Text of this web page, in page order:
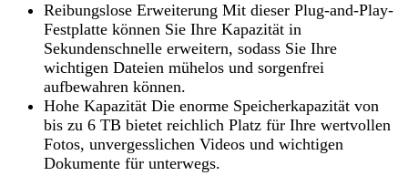
Reibungslose Erweiterung Mit dieser Plug-and-Play-
Festplatte können Sie Ihre Kapazität in
Sekundenschnelle erweitern, sodass Sie Ihre
wichtigen Dateien mühelos und sorgenfrei
aufbewahren können.
Hohe Kapazität Die enorme Speicherkapazität von
bis zu 6 TB bietet reichlich Platz für Ihre wertvollen
Fotos, unvergesslichen Videos und wichtigen
Dokumente für unterwegs.